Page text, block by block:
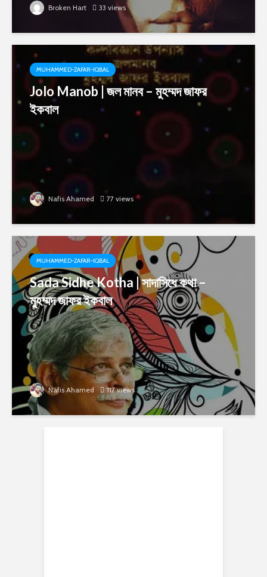
Broken Hart 33 views
MUHAMMED-ZAFAR-IQBAL
Jolo Manob | জল মানব – মুহম্মদ জাফর
ইকবাল
Nafis Ahamed 77 views
MUHAMMED-ZAFAR-IQBAL
Sada Sidhe Kotha | সাদাসিধে কথা –
মুহম্মদ জাফর ইকবাল
Nafis Ahamed 117 views